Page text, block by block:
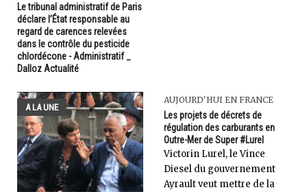
Le tribunal administratif de Paris
déclare l’État responsable au
regard de carences relevées
dans le contrôle du pesticide
chlordécone - Administratif _
Dalloz Actualité
A LA UNE
AUJOURD'HUI EN FRANCE
Les projets de décrets de
régulation des carburants en
Outre-Mer de Super #Lurel
Victorin Lurel, le Vince
Diesel du gouvernement
Ayrault veut mettre de la